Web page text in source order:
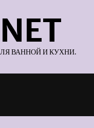
ВАННОЙ И КУХНИ.